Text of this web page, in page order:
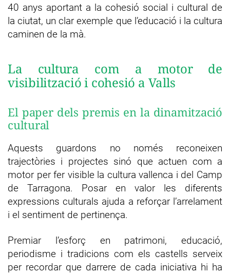
40 anys aportant a la cohesió social i cultural de
la ciutat, un clar exemple que l’educació i la cultura
caminen de la mà.
La cultura com a motor de
visibilització i cohesió a Valls
El paper dels premis en la dinamització
cultural
Aquests guardons no només reconeixen
trajectòries i projectes sinó que actuen com a
motor per fer visible la cultura vallenca i del Camp
de Tarragona. Posar en valor les diferents
expressions culturals ajuda a reforçar l’arrelament
i el sentiment de pertinença.
Premiar l’esforç en patrimoni, educació,
periodisme i tradicions com els castells serveix
per recordar que darrere de cada iniciativa hi ha